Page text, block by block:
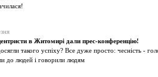
в Житомирі дали прес-конференцію!
такого успіху? Все дуже просто: чесність -
до людей і говорили людям